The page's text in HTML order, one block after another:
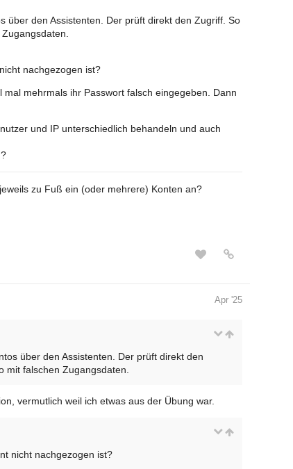
über den Assistenten. Der prüft direkt den Zugriff. So
nachgezogen ist?
mehrmals ihr Passwort falsch eingegeben. Dann
und IP unterschiedlich behandeln und auch
zu Fuß ein (oder mehrere) Konten an?
Apr '25
über den Assistenten. Der prüft direkt den
mit falschen Zugangsdaten.
vermutlich weil ich etwas aus der Übung war.
nicht nachgezogen ist?